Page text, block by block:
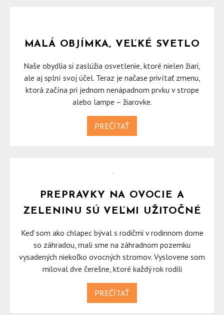
MALÁ OBJÍMKA, VEĽKÉ SVETLO
Naše obydlia si zaslúžia osvetlenie, ktoré nielen žiari,
ale aj splní svoj účel. Teraz je načase privítať zmenu,
ktorá začína pri jednom nenápadnom prvku v strope
alebo lampe – žiarovke.
PREČÍTAŤ
PREPRAVKY NA OVOCIE A
ZELENINU SÚ VEĽMI UŽITOČNÉ
Keď som ako chlapec býval s rodičmi v rodinnom dome
so záhradou, mali sme na záhradnom pozemku
vysadených niekoľko ovocných stromov. Vyslovene som
miloval dve čerešne, ktoré každý rok rodili
PREČÍTAŤ